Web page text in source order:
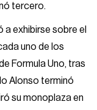
tercero.
a exhibirse sobre el
uno de los
Formula Uno, tras
Alonso terminó
su monoplaza en